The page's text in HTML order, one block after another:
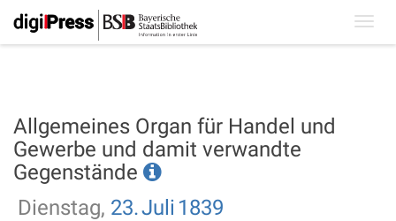
Allgemeines Organ für Handel und
Gewerbe und damit verwandte
Gegenstände
Dienstag, 23.Juli 1839